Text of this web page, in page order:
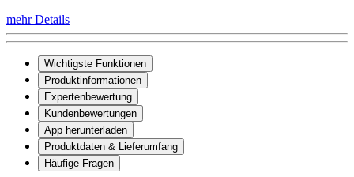
mehr Details
Wichtigste Funktionen
Produktinformationen
Expertenbewertung
Kundenbewertungen
App herunterladen
Produktdaten & Lieferumfang
Häufige Fragen